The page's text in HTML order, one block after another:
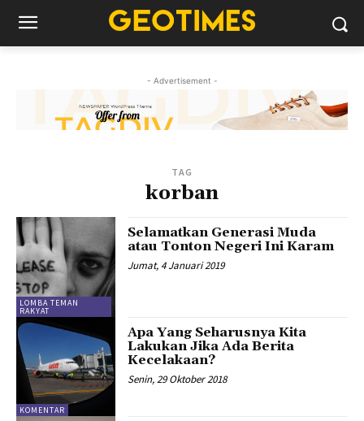
- Advertisement -
TAG
korban
LOMBA TEMAN
RAKYAT
Selamatkan Generasi Muda
atau Tonton Negeri Ini Karam
Jumat, 4 Januari 2019
KOMENTAR
Apa Yang Seharusnya Kita
Lakukan Jika Ada Berita
Kecelakaan?
Senin, 29 Oktober 2018